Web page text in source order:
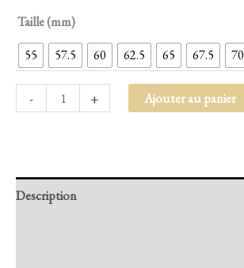
Taille (mm)
55 57.5 60 62.5 65 67.5 70
- + Ajouter au panier
Description